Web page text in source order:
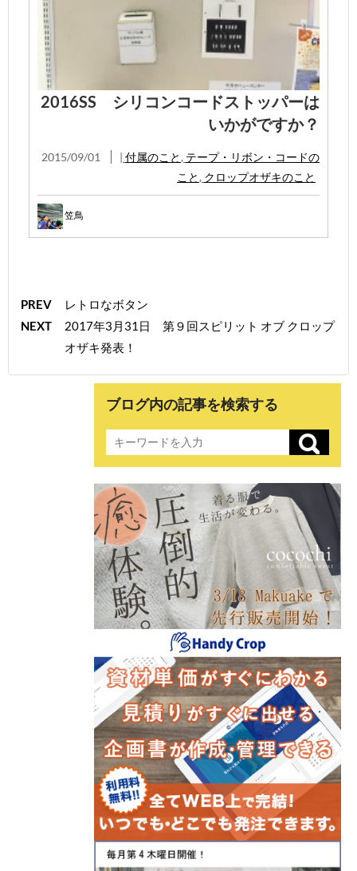
2016SS シリコンコードストッパーは
いかがですか？
2015/09/01 | 付属のこと , テープ・リボン・コードの
こと , クロップオザキのこと
笠鳥
PREV
レトロなボタン
NEXT
2017年3月31日 第９回スピリット オブ クロップ
オザキ発表！
ブログ内の記事を検索する